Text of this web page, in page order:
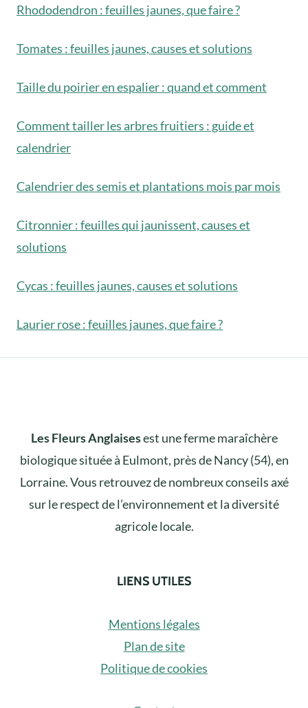
Rhododendron : feuilles jaunes, que faire ?
Tomates : feuilles jaunes, causes et solutions
Taille du poirier en espalier : quand et comment
Comment tailler les arbres fruitiers : guide et
calendrier
Calendrier des semis et plantations mois par mois
Citronnier : feuilles qui jaunissent, causes et
solutions
Cycas : feuilles jaunes, causes et solutions
Laurier rose : feuilles jaunes, que faire ?
Les Fleurs Anglaisesest une ferme maraîchère
biologique située à Eulmont, près de Nancy (54), en
Lorraine. Vous retrouvez de nombreux conseils axé
sur le respect de l’environnement et la diversité
agricole locale.
LIENS UTILES
Mentions légales
Plan de site
Politique de cookies